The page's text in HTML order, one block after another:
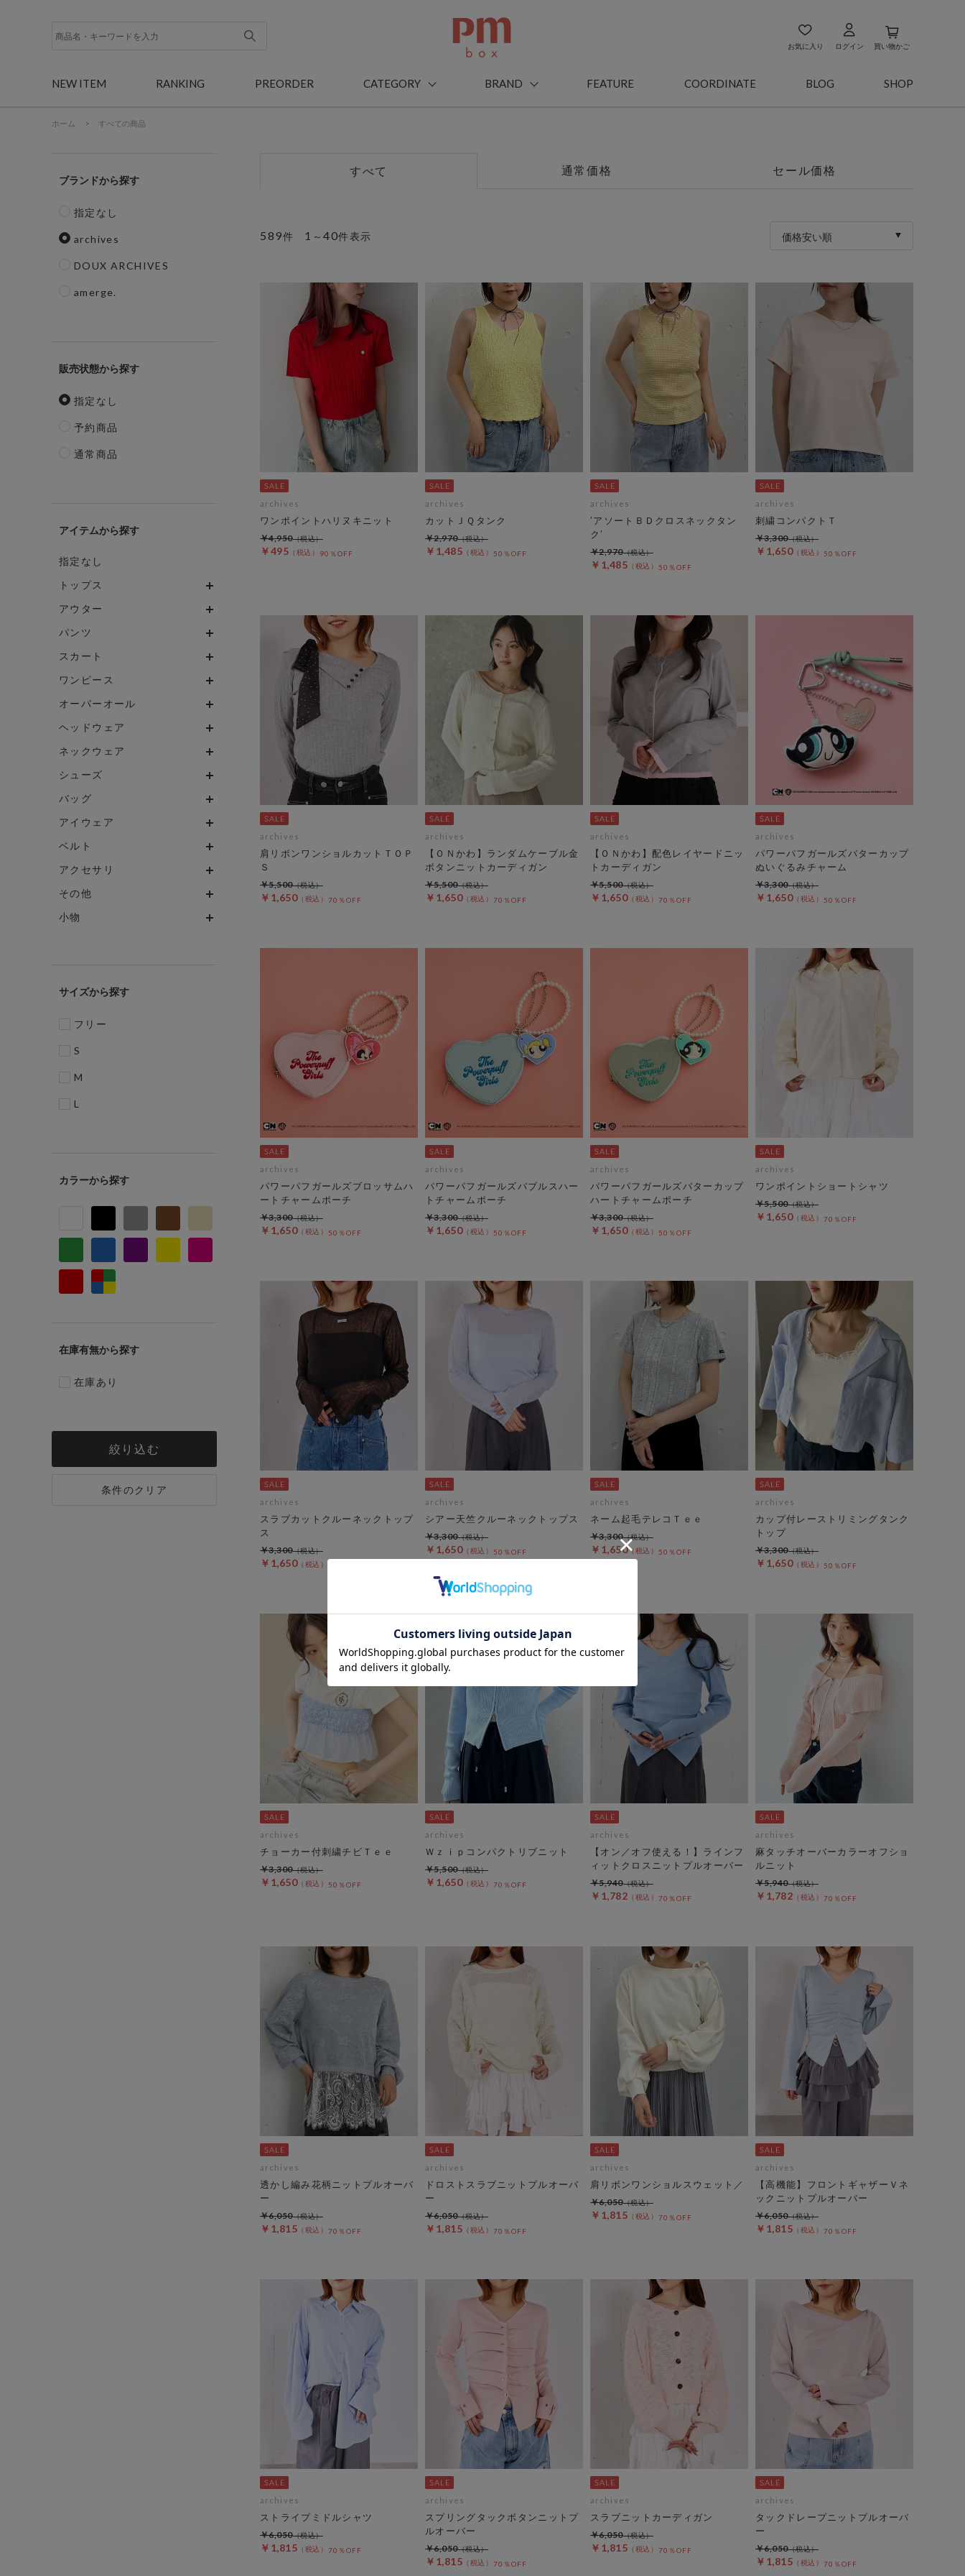
お気に入り ログイン 買い物かご
NEW ITEM RANKING PREORDER CATEGORY BRAND FEATURE COORDINATE BLOG SHOP
ホーム > すべての商品
ブランド
指定なし
archives
DOUX ARCHIVES
amerge.
販売状態
指定なし
予約商品
通常商品
アイテム
指定なし
トップス
アウター
パンツ
スカート
ワンピース
オーバーオール
ヘッドウェア
ネックウェア
シューズ
バッグ
アイウェア
ベルト
アクセサリ
その他
小物
サイズ
フリー
S
M
L
カラー
在庫有無
在庫あり
絞り込む
条件のクリア
すべて 通常価格 セール価格
589件 1 ～40件表示 価格安い順
archives
ワンポイントハリヌキニット
￥495 90％OFF
￥4,950
archives
カットＪＱタンク
￥1,485 50％OFF
￥2,970
archives
’アソートＢＤクロスネックタン
ク’
￥1,485 50％OFF
￥2,970
archives
刺繍コンパクトＴ
￥1,650 50％OFF
￥3,300
archives
肩リボンワンショルカットＴＯＰ
Ｓ
￥1,650 70％OFF
￥5,500
archives
【ＯＮかわ】ランダムケーブル金
ボタンニットカーディガン
￥1,650 70％OFF
￥5,500
archives
【ＯＮかわ】配色レイヤードニッ
トカーディガン
￥1,650 70％OFF
￥5,500
archives
パワーパフガールズバターカップ
ぬいぐるみチャーム
￥1,650 50％OFF
￥3,300
archives
パワーパフガールズブロッサムハ
ートチャームポーチ
￥1,650 50％OFF
￥3,300
archives
パワーパフガールズバブルスハー
トチャームポーチ
￥1,650 50％OFF
￥3,300
archives
パワーパフガールズバターカップ
ハートチャームポーチ
￥1,650 50％OFF
￥3,300
archives
ワンポイントショートシャツ
￥1,650 70％OFF
￥5,500
archives
スラブカットクルーネックトップ
ス
￥1,650
￥3,300
archives
シアー天竺クルーネックトップス
￥1,650 50％OFF
￥3,300
archives
ネーム起毛テレコＴｅｅ
￥1,650 50％OFF
￥3,300
archives
カップ付レーストリミングタンク
トップ
￥1,650 50％OFF
￥3,300
archives
チョーカー付刺繍チビＴｅｅ
￥1,650 50％OFF
￥3,300
archives
Ｗｚｉｐコンパクトリブニット
￥1,650 70％OFF
￥5,500
archives
【オン／オフ使える！】ラインフ
ィットクロスニットプルオーバー
￥1,782 70％OFF
￥5,940
archives
麻タッチオーバーカラーオフショ
ルニット
￥1,782 70％OFF
￥5,940
archives
透かし編み花柄ニットプルオーバ
ー
￥1,815 70％OFF
￥6,050
archives
ドロストスラブニットプルオーバ
ー
￥1,815 70％OFF
￥6,050
archives
肩リボンワンショルスウェット／
￥1,815 70％OFF
￥6,050
archives
【高機能】フロントギャザーＶネ
ックニットプルオーバー
￥1,815 70％OFF
￥6,050
archives
ストライプミドルシャツ
￥1,815 70％OFF
￥6,050
archives
スプリングタックボタンニットプ
ルオーバー
￥1,815 70％OFF
￥6,050
archives
スラブニットカーディガン
￥1,815 70％OFF
￥6,050
archives
タックドレープニットプルオーバ
ー
￥1,815 70％OFF
￥6,050